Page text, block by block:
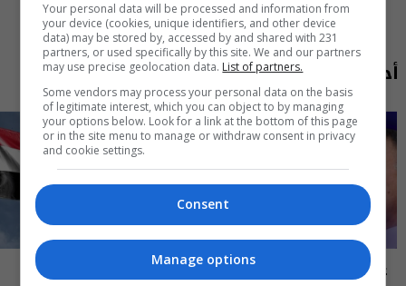
أحدث الحلقات
عشرين العراق في دقيقة
Your personal data will be processed and information from
your device (cookies, unique identifiers, and other device
data) may be stored by, accessed by and shared with 231
partners, or used specifically by this site. We and our partners
may use precise geolocation data. List of partners.
Some vendors may process your personal data on the basis
of legitimate interest, which you can object to by managing
your options below. Look for a link at the bottom of this page
or in the site menu to manage or withdraw consent in privacy
and cookie settings.
Consent
Manage options